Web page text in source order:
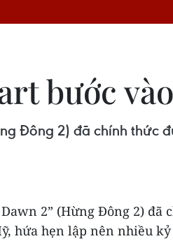
bước
Đông 2) đã chính
2” (Hừng Đông 2) đã
hứa hẹn lập nên nhiều